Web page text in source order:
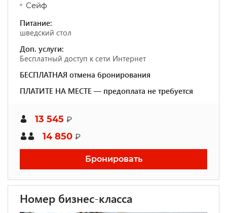
Сейф
Питание:
шведский стол
Доп. услуги:
Бесплатный доступ к сети Интернет
БЕСПЛАТНАЯ отмена бронирования
ПЛАТИТЕ НА МЕСТЕ — предоплата не требуется
13 545 ₽
14 850 ₽
Бронировать
Номер бизнес-класса